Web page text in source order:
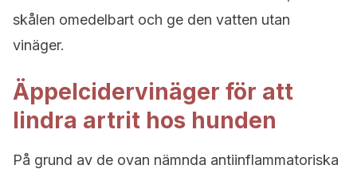
skålen omedelbart och ge den vatten utan
vinäger.
Äppelcidervinäger för att
lindra artrit hos hunden
På grund av de ovan nämnda antiinflammatoriska